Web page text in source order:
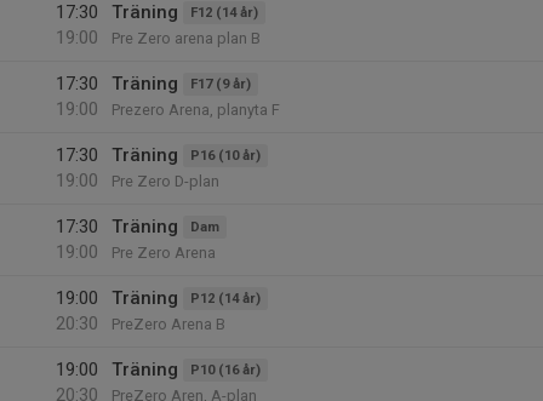
17:30
19:00
Träning F12 (14 år)
Pre Zero arena plan B
17:30
19:00
Träning F17 (9 år)
Prezero Arena, planyta F
17:30
19:00
Träning P16 (10 år)
Pre Zero D-plan
17:30
19:00
Träning Dam
Pre Zero Arena
19:00
20:30
Träning P12 (14 år)
PreZero Arena B
19:00
20:30
Träning P10 (16 år)
PreZero Aren, A-plan